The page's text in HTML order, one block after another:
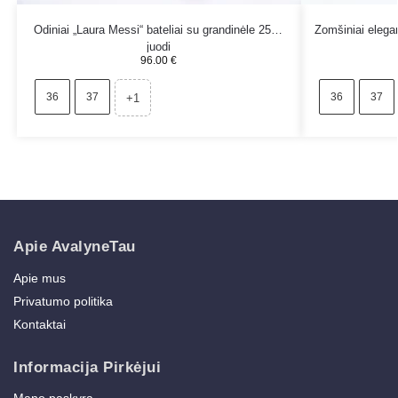
Odiniai „Laura Messi“ bateliai su grandinėle 2515
juodi
96.00€
36 37 +1
Zomšiniai
36 37
Apie AvalyneTau
Apie mus
Privatumo politika
Kontaktai
Informacija Pirkėjui